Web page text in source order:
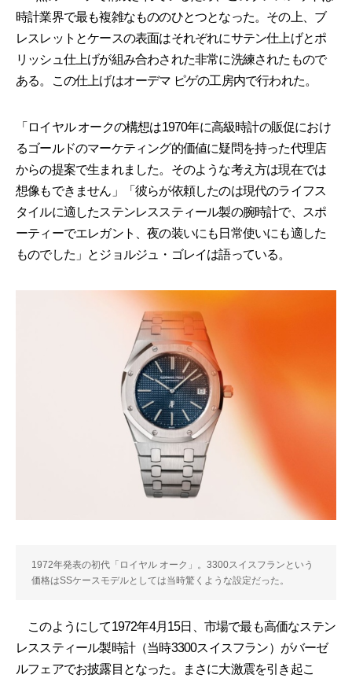
時計業界で最も複雑なもののひとつとなった。その上、ブ
レスレットとケースの表面はそれぞれにサテン仕上げとポ
リッシュ仕上げが組み合わされた非常に洗練されたもので
ある。この仕上げはオーデマ ピゲの工房内で行われた。
「ロイヤル オークの構想は1970年に高級時計の販促におけ
るゴールドのマーケティング的価値に疑問を持った代理店
からの提案で生まれました。そのような考え方は現在では
想像もできません」「彼らが依頼したのは現代のライフス
タイルに適したステンレススティール製の腕時計で、スポ
ーティーでエレガント、夜の装いにも日常使いにも適した
ものでした」とジョルジュ・ゴレイは語っている。
1972年発表の初代「ロイヤル オーク」。3300スイスフランという
価格はSSケースモデルとしては当時驚くような設定だった。
このようにして1972年4月15日、市場で最も高価なステン
レススティール製時計（当時3300スイスフラン）がバーゼ
ルフェアでお披露目となった。まさに大激震を引き起こ